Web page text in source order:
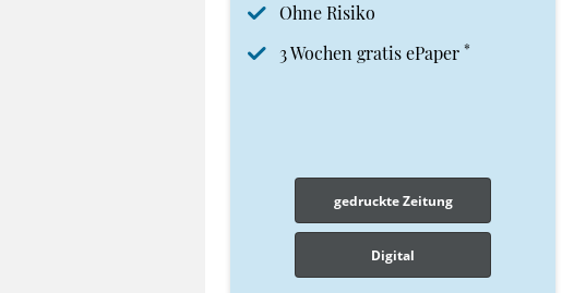
Ohne Risiko
3 Wochen gratis ePaper *
gedruckte Zeitung
Digital